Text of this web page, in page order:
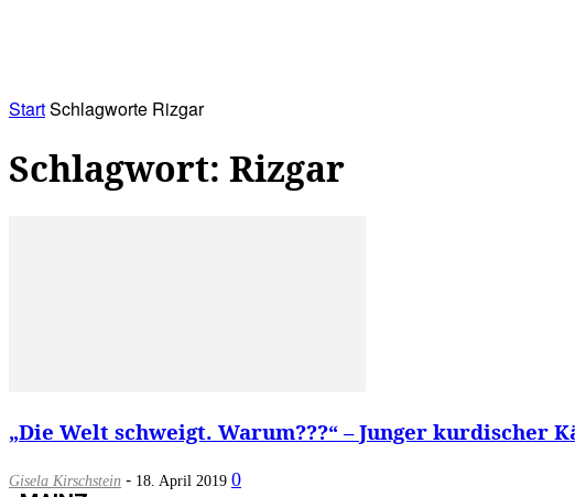
StartSchlagworte Rizgar
Schlagwort: Rizgar
„Die Welt schweigt. Warum???“ – Junger kurdischer
Gisela Kirschstein - 18. April 2019 0